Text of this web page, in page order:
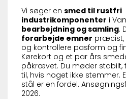
Vi søger en smed til rustfri
industrikomponenter i
bearbejdning og samling.
forarbejde emner præcist,
og kontrollere pasform og
Kørekort og et par års
påkrævet. Du møder stabilt,
til, hvis noget ikke stemmer.
stål er en fordel.
2026.